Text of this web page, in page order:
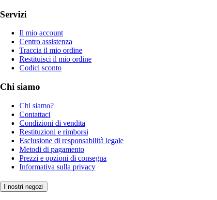
Servizi
Il mio account
Centro assistenza
Traccia il mio ordine
Restituisci il mio ordine
Codici sconto
Chi siamo
Chi siamo?
Contattaci
Condizioni di vendita
Restituzioni e rimborsi
Esclusione di responsabilità legale
Metodi di pagamento
Prezzi e opzioni di consegna
Informativa sulla privacy
I nostri negozi